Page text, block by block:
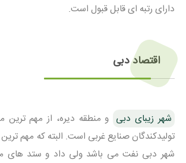
دارای رتبه ای قابل قبول است.
اقتصاد دبی
شهر زیبای دبی و منطقه دیره، از مهم ترین
تولیدکندگان صنایع غربی است. البته که مهم
شهر دبی نفت می باشد ولی داد و ستد های